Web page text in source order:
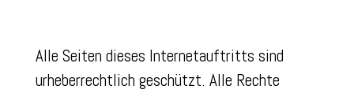
Alle Seiten dieses Internetauftritts sind
urheberrechtlich geschützt. Alle Rechte